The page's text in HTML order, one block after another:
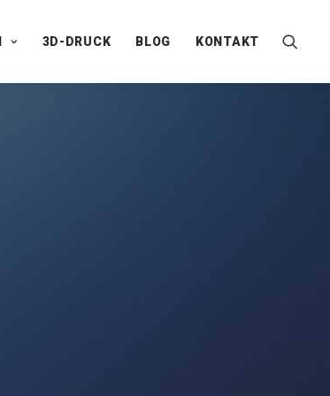
3D-DRUCK BLOG KONTAKT